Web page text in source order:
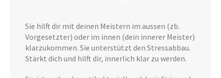
Sie hilft dir mit deinen Meistern im aussen (zb.
Vorgesetzter) oder im innen (dein innerer Meister)
klarzukommen. Sie unterstützt den Stressabbau.
Stärkt dich und hilft dir, innerlich klar zu werden.